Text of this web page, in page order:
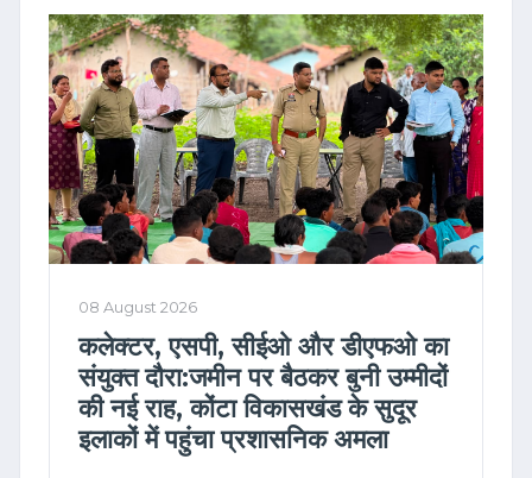
08 August 2026
कलेक्टर, एसपी, सीईओ और डीएफओ का
संयुक्त दौरा:जमीन पर बैठकर बुनी उम्मीदों
की नई राह, कोंटा विकासखंड के सुदूर
इलाकों में पहुंचा प्रशासनिक अमला